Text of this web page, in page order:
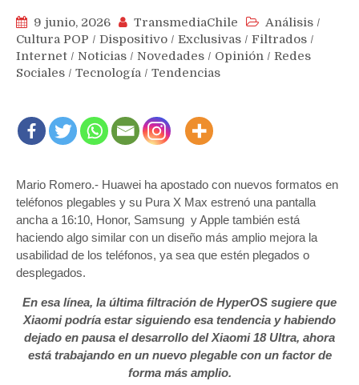
9 junio, 2026 TransmediaChile Análisis /
Cultura POP / Dispositivo / Exclusivas / Filtrados /
Internet / Noticias / Novedades / Opinión / Redes
Sociales / Tecnología / Tendencias
Mario Romero.- Huawei ha apostado con nuevos formatos en
teléfonos plegables y su Pura X Max estrenó una pantalla
ancha a 16:10, Honor, Samsung y Apple también está
haciendo algo similar con un diseño más amplio mejora la
usabilidad de los teléfonos, ya sea que estén plegados o
desplegados.
En esa línea, la última filtración de HyperOS sugiere que
Xiaomi podría estar siguiendo esa tendencia y habiendo
dejado en pausa el desarrollo del Xiaomi 18 Ultra, ahora
está trabajando en un nuevo plegable con un factor de
forma más amplio.